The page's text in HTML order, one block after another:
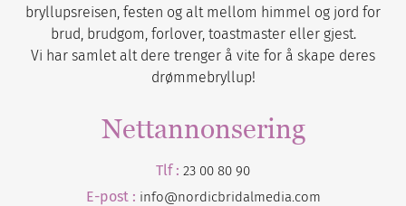
bryllupsreisen, festen og alt mellom himmel og jord for
brud, brudgom, forlover, toastmaster eller gjest.
Vi har samlet alt dere trenger å vite for å skape deres
drømmebryllup!
Nettannonsering
Tlf : 23 00 80 90
E-post : info@nordicbridalmedia.com